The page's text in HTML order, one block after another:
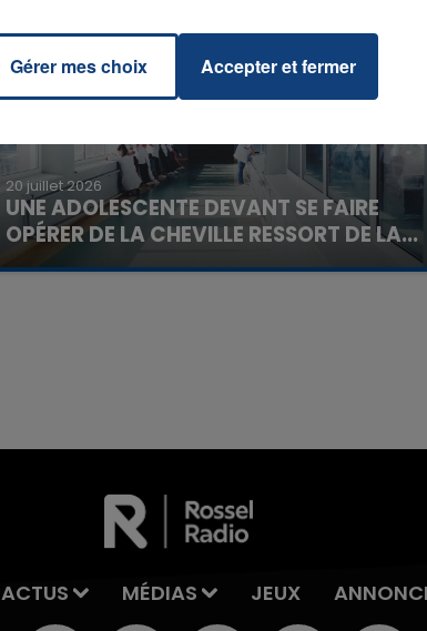
20 juillet 2026
UNE ADOLESCENTE DEVANT SE FAIRE
OPÉRER DE LA CHEVILLE RESSORT DE LA...
La famille a porté plainte contre la clinique qui a
ACTUS MÉDIAS JEUX
Gérer mes choix Accepter et fermer